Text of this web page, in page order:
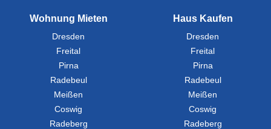
Wohnung Mieten
Dresden
Freital
Pirna
Radebeul
Meißen
Coswig
Radeberg
Haus Kaufen
Dresden
Freital
Pirna
Radebeul
Meißen
Coswig
Radeberg